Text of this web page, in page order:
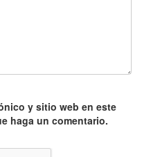
y sitio web en este
haga un comentario.